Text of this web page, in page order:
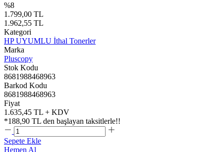
%8
1.799,00 TL
1.962,55 TL
Kategori
HP UYUMLU İthal Tonerler
Marka
Pluscopy
Stok Kodu
8681988468963
Barkod Kodu
8681988468963
Fiyat
1.635,45 TL + KDV
*188,90 TL den başlayan taksitlerle!!
Sepete Ekle
Hemen Al